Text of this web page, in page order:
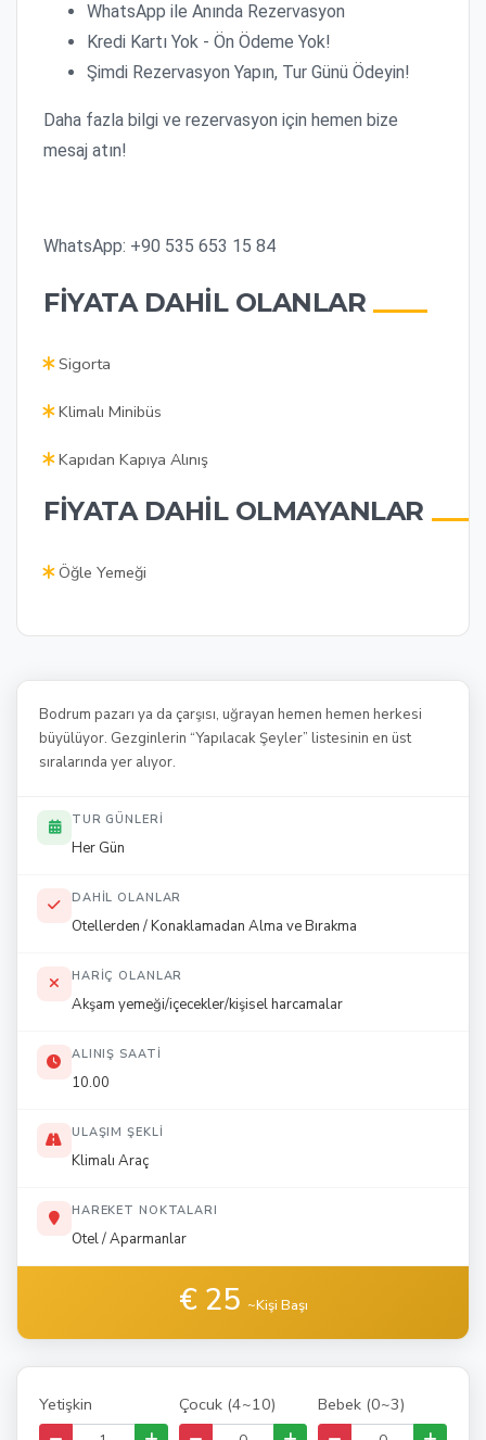
WhatsApp ile Anında Rezervasyon
Kredi Kartı Yok - Ön Ödeme Yok!
Şimdi Rezervasyon Yapın, Tur Günü Ödeyin!
Daha fazla bilgi ve rezervasyon için hemen bize
mesaj atın!
WhatsApp: +90 535 653 15 84
FIYATA DAHIL OLANLAR
Sigorta
Klimalı Minibüs
Kapıdan Kapıya Alınış
FIYATA DAHIL OLMAYANLAR
Öğle Yemeği
Bodrum pazarı ya da çarşısı, uğrayan hemen hemen herkesi
büyülüyor. Gezginlerin “Yapılacak Şeyler” listesinin en üst
sıralarında yer alıyor.
TUR GÜNLERI
Her Gün
DAHIL OLANLAR
Otellerden / Konaklamadan Alma ve Bırakma
HARIÇ OLANLAR
Akşam yemeği/içecekler/kişisel harcamalar
ALINIŞ SAATI
10.00
ULAŞIM ŞEKLI
Klimalı Araç
HAREKET NOKTALARI
Otel / Aparmanlar
€ 25 ~Kişi Başı
Yetişkin Çocuk (4~10) Bebek (0~3)